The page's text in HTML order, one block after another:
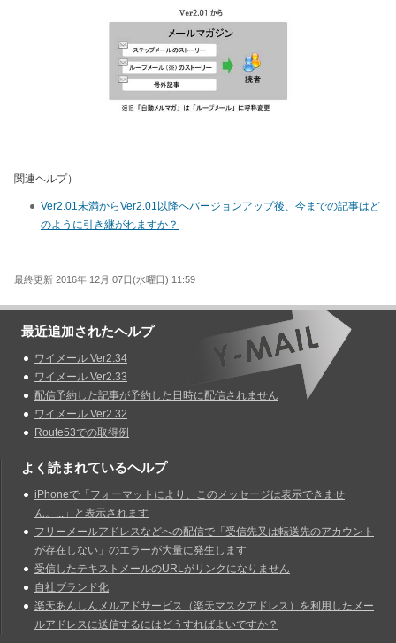
関連ヘルプ）
Ver2.01未満からVer2.01以降へバージョンアップ後、今までの記事はど
のように引き継がれますか？
最終更新 2016年 12月 07日(水曜日) 11:59
最近追加されたヘルプ
ワイメール Ver2.34
ワイメール Ver2.33
配信予約した記事が予約した日時に配信されません
ワイメール Ver2.32
Route53での取得例
よく読まれているヘルプ
iPhoneで「フォーマットにより、このメッセージは表示できませ
ん。...」と表示されます
フリーメールアドレスなどへの配信で「受信先又は転送先のアカウント
が存在しない」のエラーが大量に発生します
受信したテキストメールのURLがリンクになりません
自社ブランド化
楽天あんしんメルアドサービス（楽天マスクアドレス）を利用したメー
ルアドレスに送信するにはどうすればよいですか？